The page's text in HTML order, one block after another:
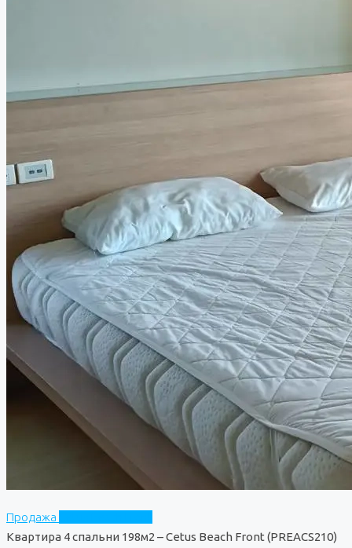
Продажа
Квартира 4 спальни 198м2 – Cetus Beach Front (PREACS210)